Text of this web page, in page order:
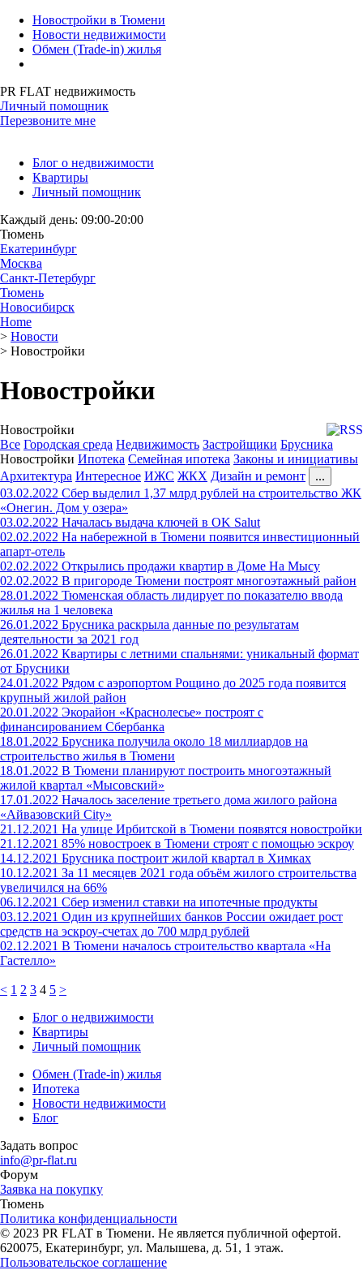
Новостройки в Тюмени
Новости недвижимости
Обмен (Trade-in) жилья
PR FLAT недвижимость
Личный помощник
Перезвоните мне
Блог о недвижимости
Квартиры
Личный помощник
Каждый день: 09:00-20:00
Тюмень
Екатеринбург
Москва
Санкт-Петербург
Тюмень
Новосибирск
Home
> Новости
> Новостройки
Новостройки
Новостройки
Все Городская среда Недвижимость Застройщики Брусника
Новостройки Ипотека Семейная ипотека Законы и инициативы
Архитектура Интересное ИЖС ЖКХ Дизайн и ремонт
...
03.02.2022 Сбер выделил 1,37 млрд рублей на строительство ЖК
«Онегин. Дом у озера»
03.02.2022 Началась выдача ключей в OK Salut
02.02.2022 На набережной в Тюмени появится инвестиционный
апарт-отель
02.02.2022 Открылись продажи квартир в Доме На Мысу
02.02.2022 В пригороде Тюмени построят многоэтажный район
28.01.2022 Тюменская область лидирует по показателю ввода
жилья на 1 человека
26.01.2022 Брусника раскрыла данные по результатам
деятельности за 2021 год
26.01.2022 Квартиры с летними спальнями: уникальный формат
от Брусники
24.01.2022 Рядом с аэропортом Рощино до 2025 года появится
крупный жилой район
20.01.2022 Экорайон «Краснолесье» построят с
финансированием Сбербанка
18.01.2022 Брусника получила около 18 миллиардов на
строительство жилья в Тюмени
18.01.2022 В Тюмени планируют построить многоэтажный
жилой квартал «Мысовский»
17.01.2022 Началось заселение третьего дома жилого района
«Айвазовский City»
21.12.2021 На улице Ирбитской в Тюмени появятся новостройки
21.12.2021 85% новостроек в Тюмени строят с помощью эскроу
14.12.2021 Брусника построит жилой квартал в Химках
10.12.2021 За 11 месяцев 2021 года объём жилого строительства
увеличился на 66%
06.12.2021 Сбер изменил ставки на ипотечные продукты
03.12.2021 Один из крупнейших банков России ожидает рост
средств на эскроу-счетах до 700 млрд рублей
02.12.2021 В Тюмени началось строительство квартала «На
Гастелло»
< 1 2 3 4 5 >
Блог о недвижимости
Квартиры
Личный помощник
Обмен (Trade-in) жилья
Ипотека
Новости недвижимости
Блог
Задать вопрос
info@pr-flat.ru
Форум
Заявка на покупку
Тюмень
Политика конфиденциальности
© 2023 PR FLAT в Тюмени. Не является публичной офертой.
620075, Екатеринбург, ул. Малышева, д. 51, 1 этаж.
Пользовательское соглашение